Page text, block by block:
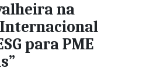
na
para PME